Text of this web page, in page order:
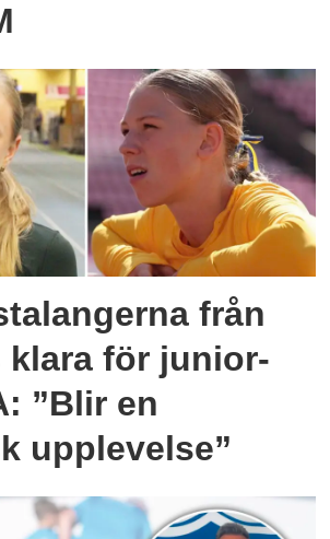
från
klara för junior-
”Blir en
upplevelse”